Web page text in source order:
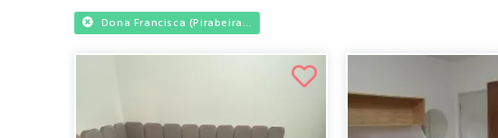
Dona Francisca (Pirabeira...